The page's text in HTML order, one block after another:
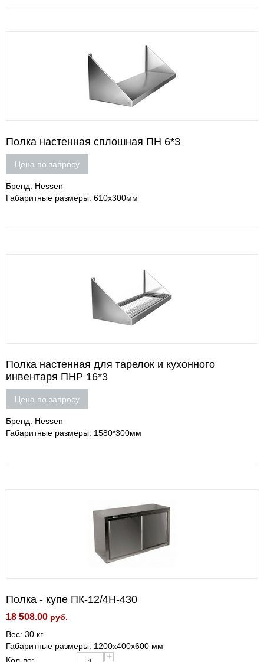
Полка настенная сплошная ПН 6*3
Цена по запросу
Бренд: Hessen
Габаритные размеры: 610х300мм
Полка настенная для тарелок и кухонного
инвентаря ПНР 16*3
Цена по запросу
Бренд: Hessen
Габаритные размеры: 1580*300мм
Полка - купе ПК-12/4Н-430
18 508.00 руб.
Вес: 30 кг
Габаритные размеры: 1200х400х600 мм
+